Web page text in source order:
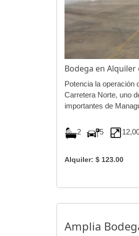
Bodega en
Potencia la operación
Carretera Norte, uno
importantes de
2 5
Alquiler: $ 123.00
Amplia